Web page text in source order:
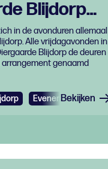
Blijdorp
in de avonduren allemaal
Alle vrijdagavonden in
Blijdorp de deuren
genaamd
Evenementen
Bekijken